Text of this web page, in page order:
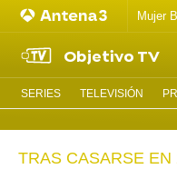
Mujer
Objetivo TV
SERIES TELEVISIÓN
TRAS CASARSE EN